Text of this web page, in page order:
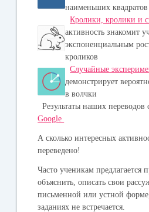
наименьших квадратов
Кролики, кролики и
активность знакомит
экспоненциальным
кроликов
Случайные
демонстрирует
в волчки
Результаты наших переводов
Google
А сколько интересных
переведено!
Часто ученикам предлагается
объяснить, описать свои
письменной или устной
заданиях не встречается.